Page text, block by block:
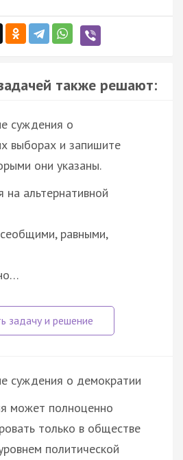
также решают:
суждения о
выборах и запишите
они указаны.
на альтернативной
равными,
суждения о демократии
может полноценно
только в обществе
политической